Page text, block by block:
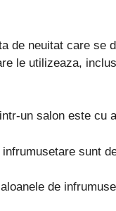
de neuitat care se
le utilizeaza,
un salon este cu
sunt
de